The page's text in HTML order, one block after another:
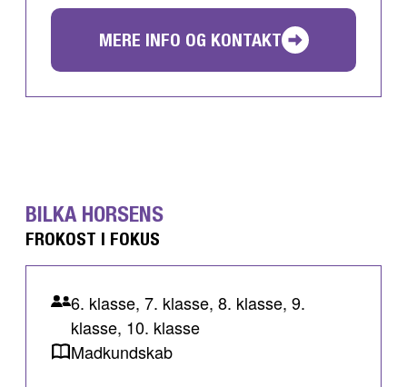
MERE INFO OG KONTAKT
BILKA HORSENS
FROKOST I FOKUS
6. klasse, 7. klasse, 8. klasse, 9.
klasse, 10. klasse
Madkundskab